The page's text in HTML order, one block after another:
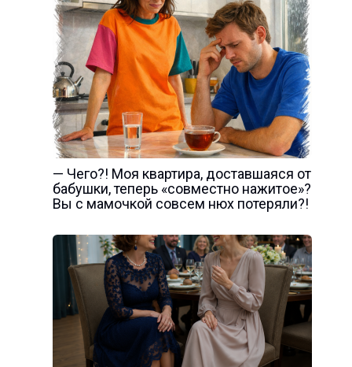
— Чего?! Моя квартира, доставшаяся от
бабушки, теперь «совместно нажитое»?
Вы с мамочкой совсем нюх потеряли?!